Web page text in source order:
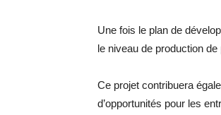
Une fois le plan de
le niveau de production
Ce projet contribuera
d’opportunités pour les